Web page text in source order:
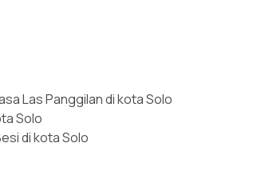
Las Panggilan di kota Solo
Solo
di kota Solo